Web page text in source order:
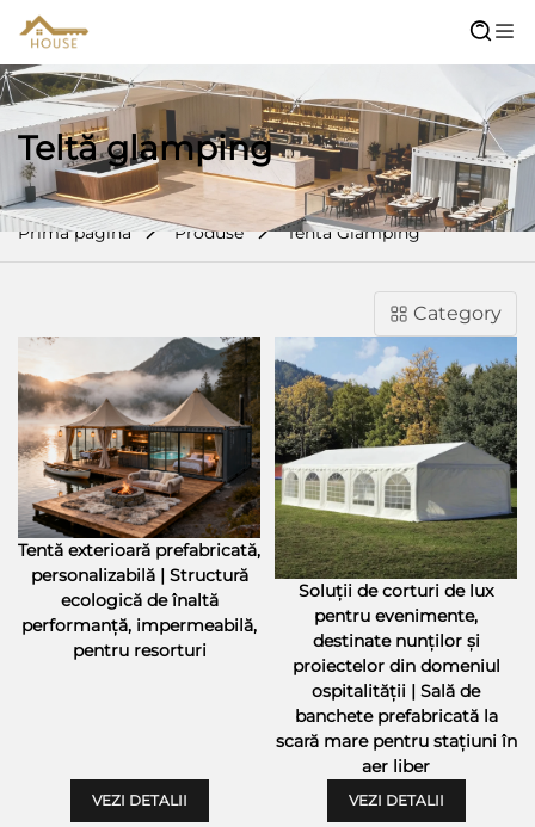
Teltă glamping
Prima pagină Produse Tentă Glamping
Category
Tentă exterioară prefabricată,
personalizabilă | Structură
ecologică de înaltă
performanță, impermeabilă,
pentru resorturi
VEZI DETALII
Soluții de corturi de lux
pentru evenimente,
destinate nunților și
proiectelor din domeniul
ospitalității | Sală de
banchete prefabricată la
scară mare pentru stațiuni în
aer liber
VEZI DETALII